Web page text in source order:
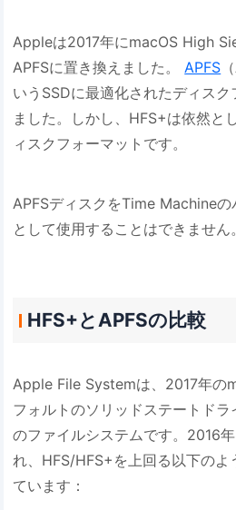
Appleは2017年にmacOS High
APFSに置き換えました。APFS
いうSSDに最適化されたディスク
ました。しかし、HFS+は依然と
ィスクフォーマットです。
APFSディスクをTime Machine
として使用することはできません。
HFS+とAPFSの比較
Apple File Systemは、2017年の
フォルトのソリッドステートドラ
のファイルシステムです。2016
れ、HFS/HFS+を上回る以下のよ
ています：